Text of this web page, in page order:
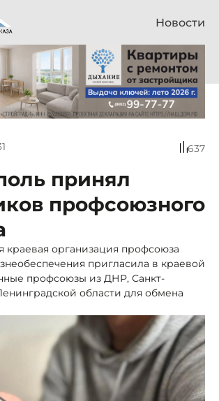
Новости
637
принял
профсоюзного
краевая организация профсоюза
пригласила в краевой
профсоюзы из ДНР, Санкт-
области для обмена